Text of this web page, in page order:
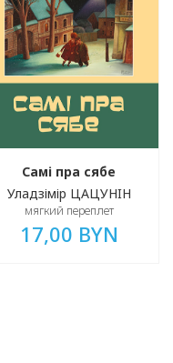
Самі пра сябе
Уладзімір ЦАЦУНIН
мягкий переплет
17,00 BYN